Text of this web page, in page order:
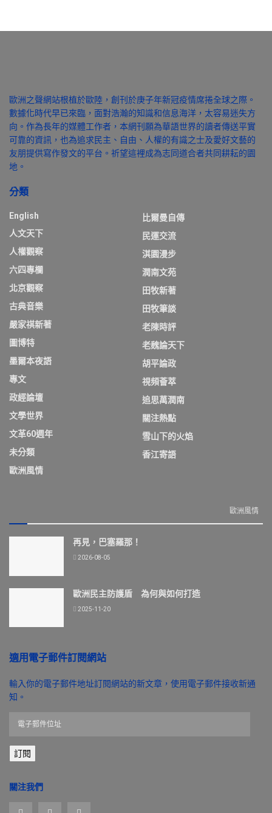
歐洲之聲網站根植於歐陸，創刊於庚子年新冠疫情席捲全球之際。
數據化時代早已來臨，面對浩瀚的知識和信息海洋，太容易迷失方
向。作為長年的媒體工作者，本網刊願為華語世界的讀者傳送平實
可靠的資訊，也為追求民主、自由、人權的有識之士及愛好文藝的
友朋提供寫作發文的平台。祈望這裡成為志同道合者共同耕耘的園
地。
分類
English
人文天下
人權觀察
六四專欄
北京觀察
古典音樂
嚴家祺新著
圖博特
墨爾本夜語
專文
政經論壇
文學世界
文革60週年
未分類
歐洲風情
比爾曼自傳
民運交流
淇園漫步
潤南文苑
田牧新著
田牧筆談
老陳時評
老魏論天下
胡平論政
視頻薈萃
追思萬潤南
關注熱點
雪山下的火焰
香江寄語
歐洲風情
再見，巴塞羅那！
2026-08-05
歐洲民主防護盾 為何與如何打造
2025-11-20
適用電子郵件訂閱網站
輸入你的電子郵件地址訂閱網站的新文章，使用電子郵件接收新通
知。
郵
件
址
訂閱
關注我們